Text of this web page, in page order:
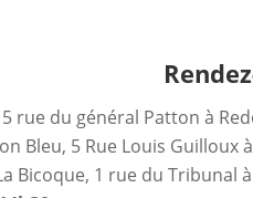
rue du général Patton à
Bleu, 5 Rue Louis Guilloux
Bicoque, 1 rue du Tribunal